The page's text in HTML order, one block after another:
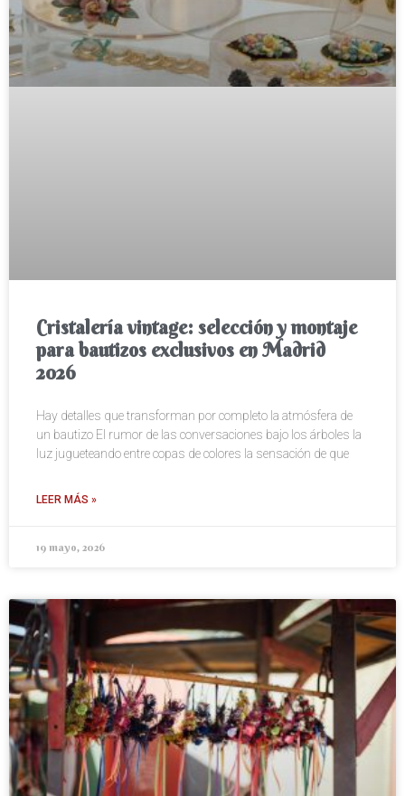
Cristalería vintage: selección y montaje
para bautizos exclusivos en Madrid
2026
Hay detalles que transforman por completo la atmósfera de
un bautizo El rumor de las conversaciones bajo los árboles la
luz jugueteando entre copas de colores la sensación de que
LEER MÁS »
19 mayo, 2026